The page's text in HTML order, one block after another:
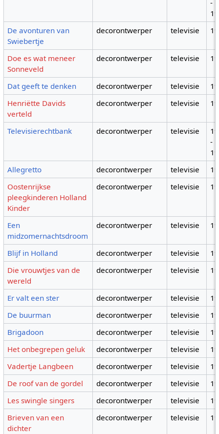
-
De avonturen van
Swiebertje
decorontwerper televisie
Doe es wat meneer
Sonneveld
decorontwerper televisie
Dat geeft te denken decorontwerper televisie
Henriëtte Davids
verteld
decorontwerper televisie
Televisierechtbank decorontwerper televisie
-
Allegretto
decorontwerper televisie
Oostenrijkse
pleegkinderen Holland
Kinder
decorontwerper televisie
Een
midzomernachtsdroom
decorontwerper televisie
Blijf in Holland decorontwerper televisie
Die vrouwtjes van de
wereld
decorontwerper televisie
Er valt een ster decorontwerper televisie
De buurman
decorontwerper televisie
Brigadoon
decorontwerper televisie
Het onbegrepen geluk
decorontwerper televisie
Vadertje Langbeen
decorontwerper televisie
De roof van de gordel
decorontwerper televisie
Les swingle singers
decorontwerper televisie
Brieven van een
dichter
decorontwerper televisie